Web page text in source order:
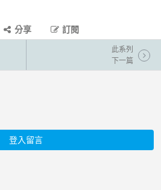
分享 訂閱
此系列
下一篇
登入留言